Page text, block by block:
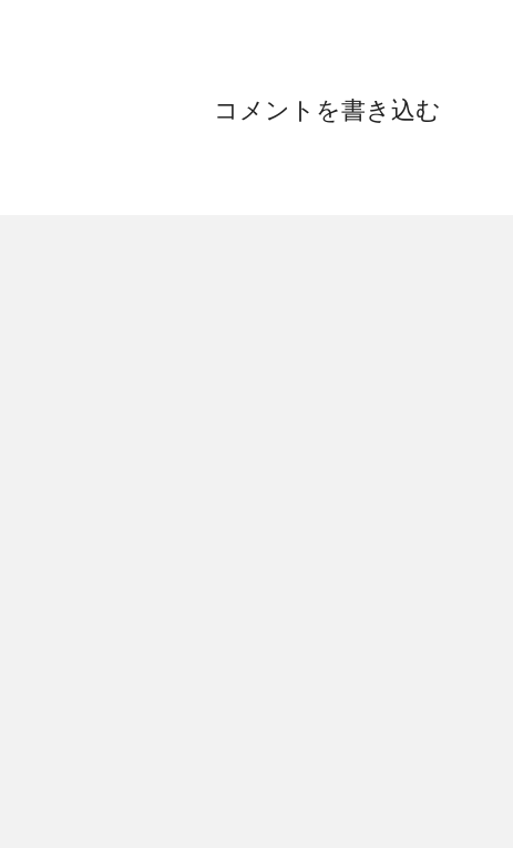
コメントを書き込む